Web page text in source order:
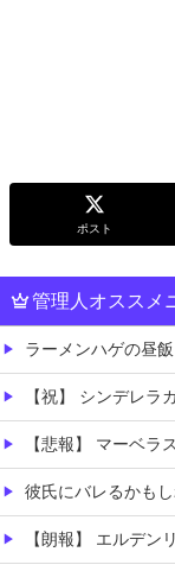
ポスト
管理人オススメ
ラーメンハゲの昼
【祝】 シンデレラガールズ13周年！
【悲報】 マーベラ
彼氏にバレるかも
【朗報】 エルデン